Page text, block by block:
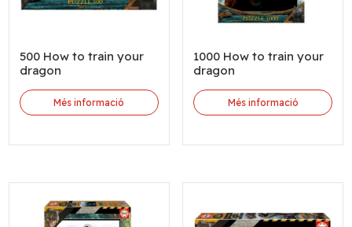
500 How to train your
dragon
Més informació
1000 How to train your
dragon
Més informació